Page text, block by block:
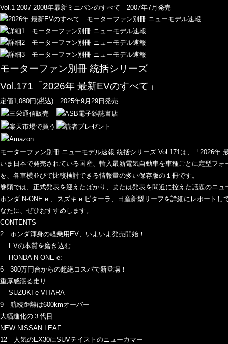
Vol.1 2007-2008年最新ミニバンのすべて 2007年7月発売
モーターファン別冊 統括シリーズ
Vol.171「2026年 最新EVのすべて」
定価1,080円(税込) 2025年9月29日発売
モーターファン別冊 ニューモデル速報 統括シリーズ Vol.171は、「2026年
いま日本で発売されている国産、輸入最新電気自動車を車種ごとに定型フ
を、各車横並びで比較検討できる情報量の多い保存版の１冊です。
巻頭では、正式発表を迎えたばかり、または発表を間近に控えた話題のニュ
ホンダ N-ONE e:、スズキ e ビターラ、日産新型リーフを詳細にレポート
なたに、ぜひおすすめします。
CONTENTS
2 ホンダ渾身の軽乗用EV、いよいよ発売開始！
EVの本質を磨き込む
HONDA N-ONE e:
6 300万円台からの超絶コスパで新登場！
重厚感漲る走り
SUZUKI e VITARA
9 航続距離は600kmオーバー
大幅進化の３代目
NEW NISSAN LEAF
12 人気のEX30にSUVテイストのニューカマー